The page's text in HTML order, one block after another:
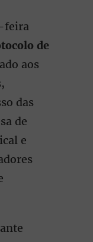
feira
de
aos
das
de
e